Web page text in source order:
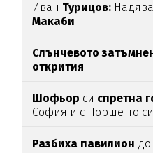
Иван Турицов:
Макаби
Слънчевото
открития
Шофьор си спретна
София и с Порше-то си
Разбиха павилион до